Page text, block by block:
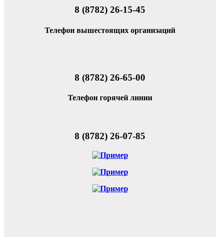
8 (8782) 26-15-45
Телефон вышестоящих организаций
8 (8782) 26-65-00
Телефон горячей линии
8 (8782) 26-07-85